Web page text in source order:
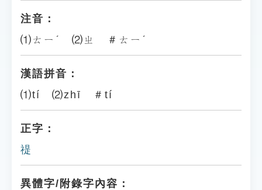
注音：
⑴ㄊㄧˊ ⑵ㄓ ＃ㄊㄧˊ
漢語拼音：
⑴tí ⑵zhī ＃tí
正字：
禔
異體字/附錄字內容：